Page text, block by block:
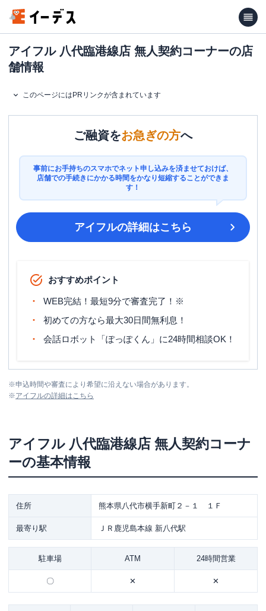
アイフル 八代臨港線店 無人契約コーナーの店
舗情報
このページにはPRリンクが含まれています
ご融資をお急ぎの方へ
事前にお手持ちのスマホでネット申し込みを済ませておけば、
店舗での手続きにかかる時間をかなり短縮することができま
す！
アイフルの詳細はこちら
おすすめポイント
WEB完結！最短9分で審査完了！※
初めての方なら最大30日間無利息！
会話ロボット「ぽっぽくん」に24時間相談OK！
※申込時間や審査により希望に沿えない場合があります。
※アイフルの詳細はこちら
アイフル 八代臨港線店 無人契約コーナ
ーの基本情報
住所 熊本県八代市横手新町２－１ １Ｆ
最寄り駅 ＪＲ鹿児島本線 新八代駅
駐車場 ATM 24時間営業
〇 ✕ ✕